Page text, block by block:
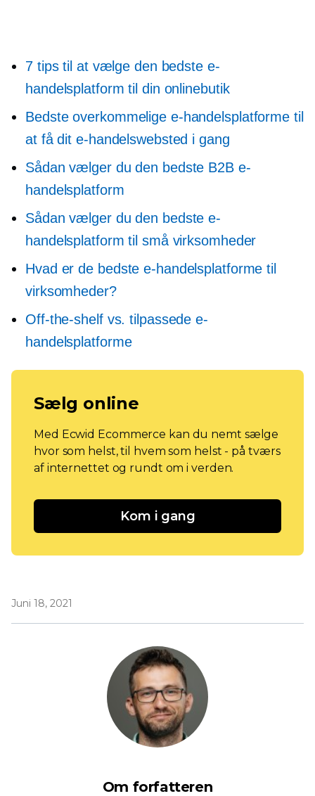
7 tips til at vælge den bedste e-
handelsplatform til din onlinebutik
Bedste overkommelige e-handelsplatforme til
at få dit e-handelswebsted i gang
Sådan vælger du den bedste B2B e-
handelsplatform
Sådan vælger du den bedste e-
handelsplatform til små virksomheder
Hvad er de bedste e-handelsplatforme til
virksomheder?
Off-the-shelfvs. tilpassede e-
handelsplatforme
Sælg online
Med Ecwid Ecommerce kan du nemt sælge
hvor som helst, til hvem som helst - på tværs
af internettet og rundt om i verden.
Kom i gang
Juni 18, 2021
Om forfatteren